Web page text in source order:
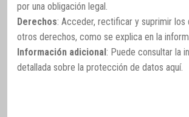
por una obligación legal.
Derechos: Acceder, rectificar y suprimir los
otros derechos, como se explica en la
Información adicional : Puede consultar la
detallada sobre la protección de datos aquí.